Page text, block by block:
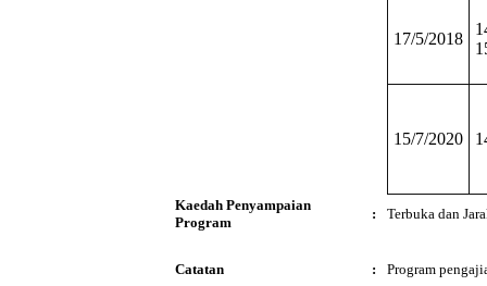
17/5/2018
15/7/2020
Kaedah Penyampaian
Program
: Terbuka dan
Catatan : Program